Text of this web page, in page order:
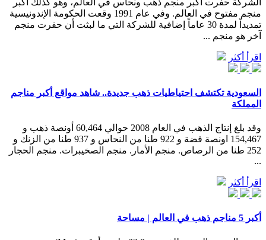
منجم مفتوح في العالم. وفي عام 1991 وقعت الحكومة الإندونيسية
تمديداً لمدة 30 عاماً إضافية للشركة التي ما لبثت أن حفرت منجم
آخر هو منجم ...
اقرأ أكثر
السعودية تكتشف احتياطيات ذهب جديدة.. شاهد مواقع أكبر مناجم
المملكة
وقد بلغ إنتاج الذهب في العام 2008 حوالي 60,464 أونصة ذهب و
154,467 اونصة فضة و 922 طنا من النحاس و 937 طنا من الزنك و
252 طنا من الرصاص. منجم الأمار. منجم الصخيبرات. منجم الحجار
...
اقرأ أكثر
أكبر 5 مناجم ذهب في العالم | مساحة